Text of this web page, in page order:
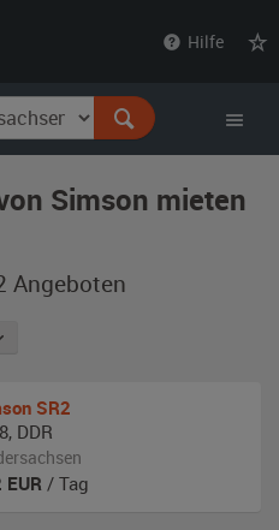
Hilfe
Simson mieten
Angeboten
SR2
, DDR
EUR / Tag